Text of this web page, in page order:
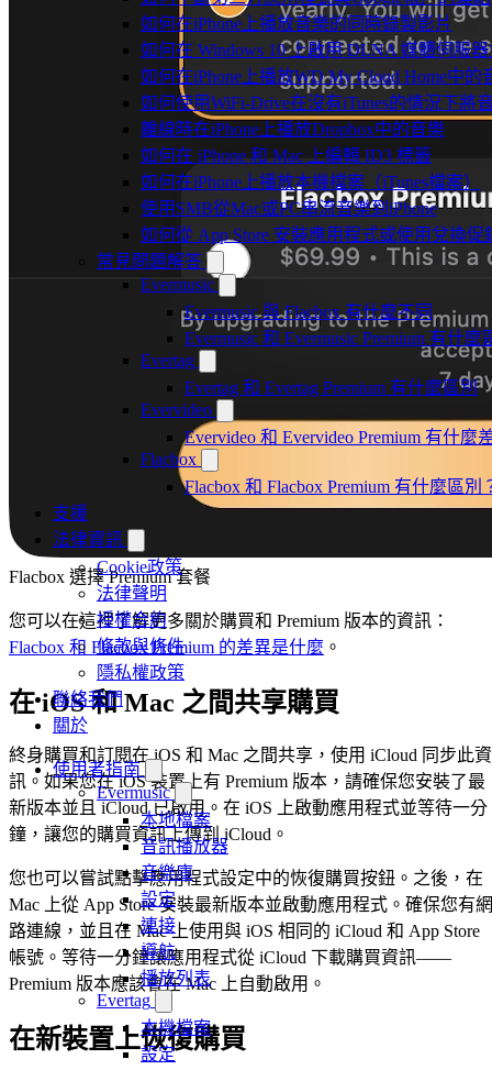
如何在iPhone上播放音樂的同時錄製影片
如何在 Windows 10 上啟用 DLNA 媒體伺服
如何在iPhone上播放WD My Cloud Home中的
如何使用WiFi-Drive在沒有iTunes的情況下將
離線時在iPhone上播放Dropbox中的音樂
如何在 iPhone 和 Mac 上編輯 ID3 標籤
如何在iPhone上播放本機檔案（iTunes檔案）
使用SMB從Mac或PC串流音樂到iPhone
如何從 App Store 安裝應用程式或使用兌換
常見問題解答
Evermusic
Evermusic 與 Flacbox 有什麼不同
Evermusic 和 Evermusic Premium 有什麼
Evertag
Evertag 和 Evertag Premium 有什麼區別
Evervideo
Evervideo 和 Evervideo Premium 有什麼
Flacbox
Flacbox 和 Flacbox Premium 有什麼區別
支援
法律資訊
Cookie政策
法律聲明
授權合約
條款與條件
隱私權政策
聯絡我們
關於
使用者指南
Evermusic
本地檔案
音訊播放器
音樂庫
設定
連接
導航
播放列表
Evertag
本機檔案
設定
Flacbox 選擇 Premium 套餐
您可以在這裡了解更多關於購買和 Premium 版本的資訊：
Flacbox 和 Flacbox Premium 的差異是什麼 。
在 iOS 和 Mac 之間共享購買
終身購買和訂閱在 iOS 和 Mac 之間共享，使用 iCloud 同步此資
訊。如果您在 iOS 裝置上有 Premium 版本，請確保您安裝了最
新版本並且 iCloud 已啟用。在 iOS 上啟動應用程式並等待一分
鐘，讓您的購買資訊上傳到 iCloud。
您也可以嘗試點擊應用程式設定中的恢復購買按鈕。之後，在
Mac 上從 App Store 安裝最新版本並啟動應用程式。確保您有網
路連線，並且在 Mac 上使用與 iOS 相同的 iCloud 和 App Store
帳號。等待一分鐘讓應用程式從 iCloud 下載購買資訊——
Premium 版本應該會在 Mac 上自動啟用。
在新裝置上恢復購買